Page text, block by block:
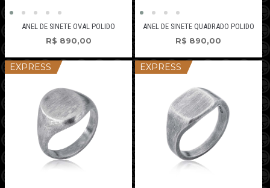
ANEL DE SINETE OVAL POLIDO
R$ 890,00
ANEL DE SINETE QUADRADO POLIDO
R$ 890,00
EXPRESS EXPRESS